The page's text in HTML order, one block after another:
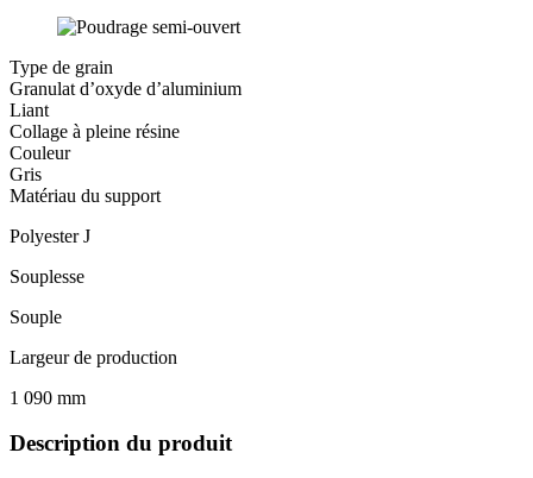
Type de grain
Granulat d’oxyde d’aluminium
Liant
Collage à pleine résine
Couleur
Gris
Matériau du support
Polyester J
Souplesse
Souple
Largeur de production
1 090 mm
Description du produit